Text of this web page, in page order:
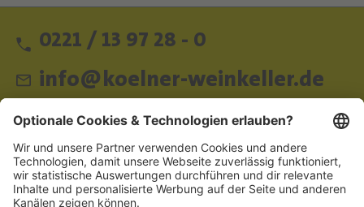
0221 / 13 97 28 - 0
info@koelner-weinkeller.de
Schnellzugriff
ZAHLUNGSMETHODEN